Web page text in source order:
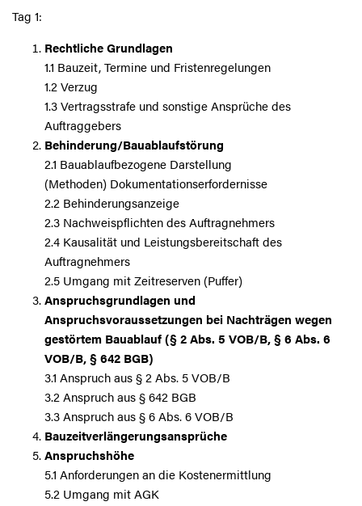
Tag 1:
Rechtliche Grundlagen
1.1 Bauzeit, Termine und Fristenregelungen
1.2 Verzug
1.3 Vertragsstrafe und sonstige Ansprüche des
Auftraggebers
Behinderung/Bauablaufstörung
2.1 Bauablaufbezogene Darstellung
(Methoden) Dokumentationserfordernisse
2.2 Behinderungsanzeige
2.3 Nachweispflichten des Auftragnehmers
2.4 Kausalität und Leistungsbereitschaft des
Auftragnehmers
2.5 Umgang mit Zeitreserven (Puffer)
Anspruchsgrundlagen und
Anspruchsvoraussetzungen bei Nachträgen wegen
gestörtem Bauablauf (§ 2 Abs. 5 VOB/B, § 6 Abs. 6
VOB/B, § 642 BGB)
3.1 Anspruch aus § 2 Abs. 5 VOB/B
3.2 Anspruch aus § 642 BGB
3.3 Anspruch aus § 6 Abs. 6 VOB/B
Bauzeitverlängerungsansprüche
Anspruchshöhe
5.1 Anforderungen an die Kostenermittlung
5.2 Umgang mit AGK